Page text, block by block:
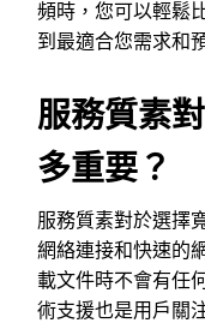
頻時，您可以輕鬆
到最適合您需求和
服務質素
多重要？
服務質素對於選擇
網絡連接和快速的
載文件時不會有任
術支援也是用戶關